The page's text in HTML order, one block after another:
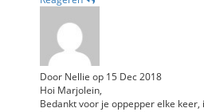
Door Nellie op 15 Dec 2018
Hoi Marjolein,
Bedankt voor je oppepper elke